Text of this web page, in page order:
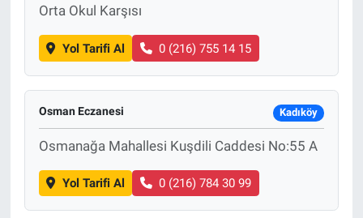
Orta Okul Karşısı
Yol Tarifi Al 0 (216) 755 14 15
Osman Eczanesi Kadıköy
Osmanağa Mahallesi Kuşdili Caddesi No:55 A
Yol Tarifi Al 0 (216) 784 30 99